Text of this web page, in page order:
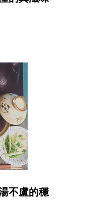
不盧的穩